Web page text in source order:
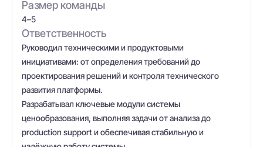
Размер команды
4–5
Ответственность
Руководил техническими и продуктовыми
инициативами: от определения требований до
проектирования решений и контроля технического
развития платформы.
Разрабатывал ключевые модули системы
ценообразования, выполняя задачи от анализа до
production support и обеспечивая стабильную и